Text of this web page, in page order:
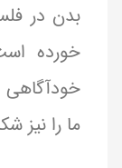
بدن در
خورده
ما را نیز